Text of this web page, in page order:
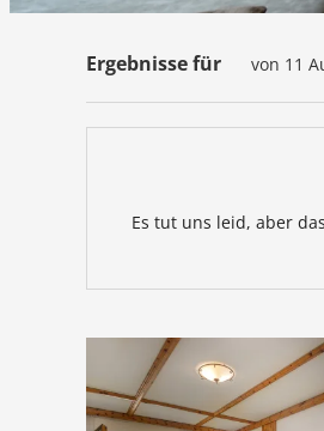
Ergebnisse für von 11
Es tut uns leid, aber